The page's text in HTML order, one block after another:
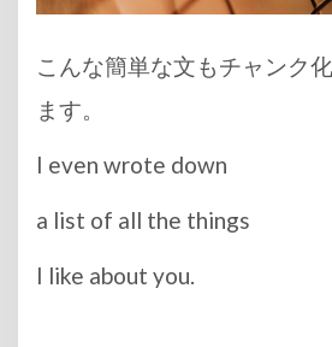
こんな簡単な文もチャンク
ます。
I even wrote down
a list of all the things
I like about you.